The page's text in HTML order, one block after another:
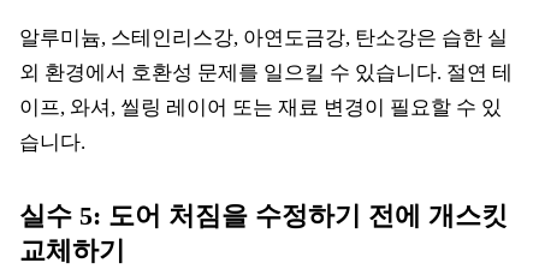
알루미늄, 스테인리스강, 아연도금강, 탄소강은 습한 실
외 환경에서 호환성 문제를 일으킬 수 있습니다. 절연 테
이프, 와셔, 씰링 레이어 또는 재료 변경이 필요할 수 있
습니다.
실수 5: 도어 처짐을 수정하기 전에 개스킷
교체하기